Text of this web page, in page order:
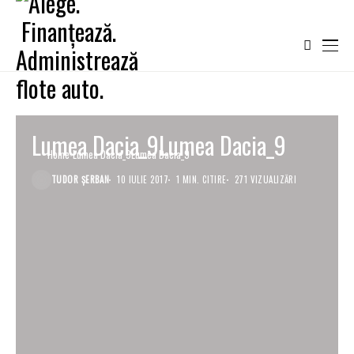
Home Lumea Dacia_9Lumea Dacia_9
Lumea Dacia_9Lumea Dacia_9
TUDOR ȘERBAN 10 IULIE 2017 1 MIN. CITIRE 271 VIZUALIZĂRI